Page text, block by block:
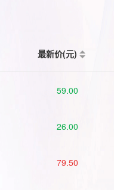
最新价(元)
59.00
26.00
79.50